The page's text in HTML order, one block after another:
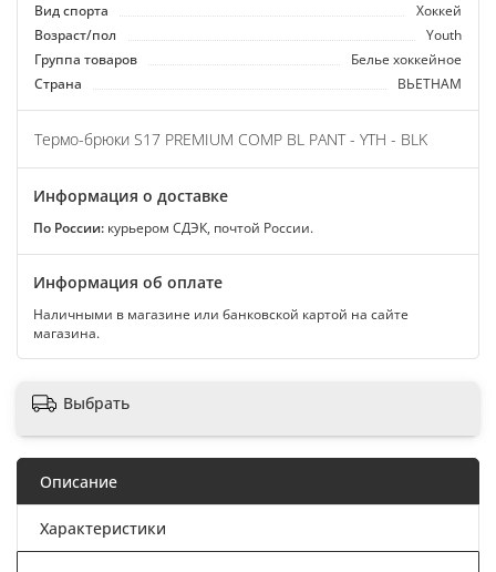
Вид спорта
Хоккей
Возраст/пол
Youth
Группа товаров
Белье хоккейное
Страна
ВЬЕТНАМ
Термо-брюки S17 PREMIUM COMP BL PANT - YTH - BLK
Информация о доставке
По России: курьером СДЭК, почтой России.
Информация об оплате
Наличными в магазине или банковской картой на сайте
магазина.
Выбрать
Описание
Характеристики